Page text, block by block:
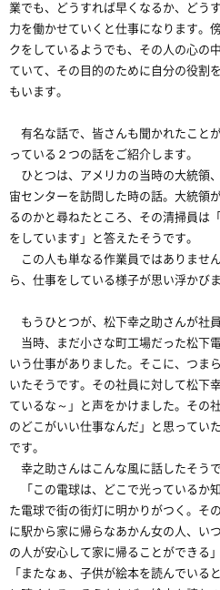
業でも、どうすれば早くなるか、どう
力を働かせていくと仕事になります。
クをしているようでも、その人の心の
ていて、その目的のために自分の役割
もいます。
有名な話で、皆さんも聞かれたこと
っている２つの話をご紹介します。
ひとつは、アメリカの当時の大統領
宙センターを訪問した時の話。大統領
るのかと尋ねたところ、その清掃員は
をしています」と答えたそうです。
この人も単なる作業員ではありませ
ら、仕事をしている様子が思い浮かびま
もうひとつが、松下幸之助さんが社
当時、まだ小さな町工場だった松下
いう仕事がありました。そこに、つま
いたそうです。その社員に対して松下
ているな～」と声をかけました。その
のどこがいい仕事なんだ」と思ってい
です。
幸之助さんはこんな風に話したそうで
「この電球は、どこで光っているか
た電球で街の街灯に明かりがつく。そ
に駅から家に帰らなあかん女の人、い
の人が安心して家に帰ることができる」
「またなぁ、子供が絵本を読んでいる